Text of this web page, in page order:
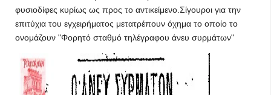
φυσιοδίφες κυρίως ως προς το αντικείμενο.Σίγουροι για την
επιτύχια του εγχειρήματος μετατρέπουν όχημα το οποίο το
ονομάζουν "Φορητό σταθμό τηλέγραφου άνευ συρμάτων"